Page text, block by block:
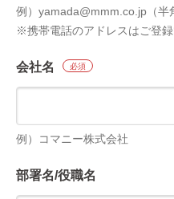
例）yamada@mmm.co.jp（半
※携帯電話のアドレスはご登録
会社名 必須
例）コマニー株式会社
部署名/役職名